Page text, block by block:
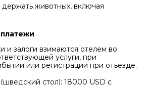
животных, включая
залоги взимаются отелем во
услуги, при
или регистрации при отъезде.
(шведский стол): 18000 USD с